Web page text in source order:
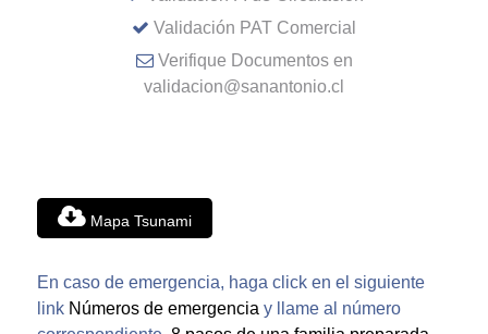
Validación PAT Comercial
Verifique Documentos en
validacion@sanantonio.cl
Mapa Tsunami
En caso de emergencia, haga click en el siguiente
link Números de emergencia y llame al número